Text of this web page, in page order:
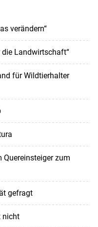
verändern“
die Landwirtschaft“
für Wildtierhalter
Quereinsteiger zum
gefragt
nicht